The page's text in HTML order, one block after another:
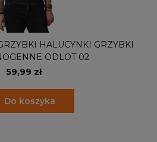
HALUCYNKI GRZYBKI
ODLOT 02
59,99 zł
Do koszyka